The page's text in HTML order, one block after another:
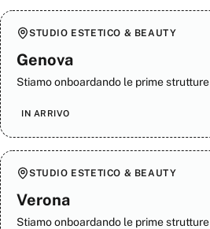
STUDIO ESTETICO & BEAUTY
Genova
Stiamo onboardando le prime strutture
IN ARRIVO
STUDIO ESTETICO & BEAUTY
Verona
Stiamo onboardando le prime strutture